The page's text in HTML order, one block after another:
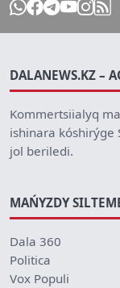
DALANEWS.KZ –
Kommertsiialyq
ishinara kóshirýge
jol beriledi.
MAŃYZDY
Dala 360
Politica
Vox Populi